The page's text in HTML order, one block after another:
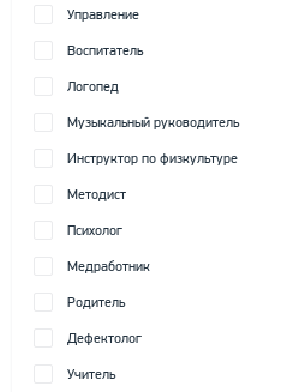
Управление
Воспитатель
Логопед
Музыкальный руководитель
Инструктор по физкультуре
Методист
Психолог
Медработник
Родитель
Дефектолог
Учитель